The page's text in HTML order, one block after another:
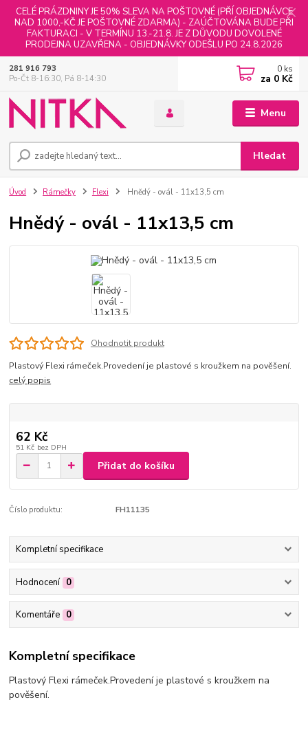
CELÉ PRÁZDNINY JE 50% SLEVA NA POŠTOVNÉ (PŘÍ OBJEDNÁVCE
NAD 1000,-KČ JE POŠTOVNÉ ZDARMA) - ZAÚČTOVÁNA BUDE PŘI
FAKTURACI - V TERMÍNU 13.-21.8. JE Z DŮVODU DOVOLENÉ
PRODEJNA UZAVŘENA - OBJEDNÁVKY ODEŠLU PO 24.8.2026
Menu
Hledat
281 916 793
Po-Čt 8-16:30, Pá 8-14:30
0 ks
za 0 Kč
Úvod Rámečky Flexi Hnědý - ovál - 11x13,5 cm
Hnědý - ovál - 11x13,5 cm
Ohodnotit produkt
Plastový Flexi rámeček.Provedení je plastové s kroužkem na pověšení.
celý popis
62 Kč
51 Kč bez DPH
Přidat do košíku
Číslo produktu: FH11135
Kompletní specifikace
Hodnocení 0
Komentáře 0
Kompletní specifikace
Plastový Flexi rámeček.Provedení je plastové s kroužkem na
pověšení.